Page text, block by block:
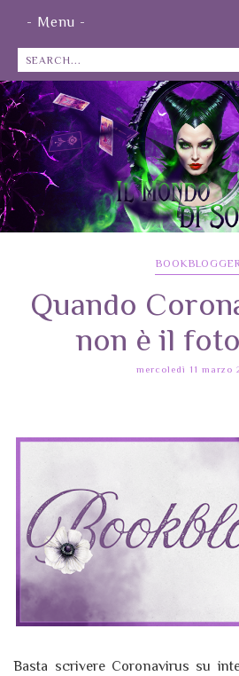
BOOKBLOGGER
Quando
non è il
mercoledì 11 marzo
Basta scrivere Coronavirus su